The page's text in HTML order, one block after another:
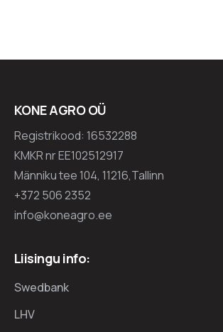
KONE AGRO OÜ
Registrikood: 16532288
KMKR nr EE102512917
Männiku tee 104, 11216,Tallinn
+372 506 2352
info@koneagro.ee
Liisingu info:
Swedbank
LHV